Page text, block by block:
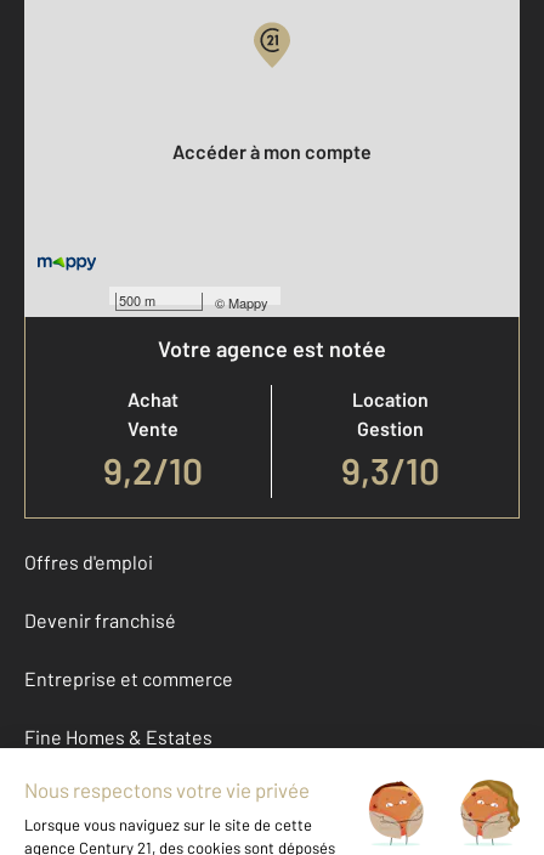
500 m ©Mappy
Accéder à mon compte
Votre agence est notée
Achat
Vente
9,2/10
Location
Gestion
9,3/10
Offres d'emploi
Devenir franchisé
Entreprise et commerce
Fine Homes & Estates
À propos